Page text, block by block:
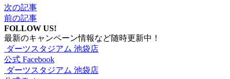
次の記事
前の記事
FOLLOW US!
最新のキャンペーン情報など随時更新中！
ダーツスタジアム 池袋店
公式 Facebook
ダーツスタジアム 池袋店